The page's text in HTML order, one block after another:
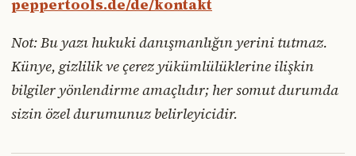
peppertools.de/de/kontakt
Not: Bu yazı hukuki danışmanlığın yerini tutmaz.
Künye, gizlilik ve çerez yükümlülüklerine ilişkin
bilgiler yönlendirme amaçlıdır; her somut durumda
sizin özel durumunuz belirleyicidir.